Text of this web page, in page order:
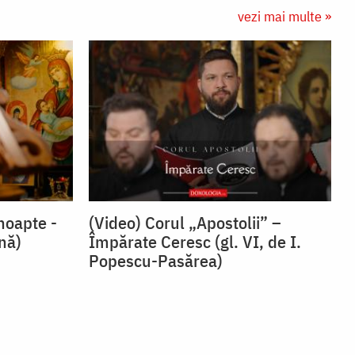
vezi mai multe »
-
(Video) Corul „Apostolii” –
⁠Împărate Ceresc (gl. VI, de I.
Popescu-Pasărea)